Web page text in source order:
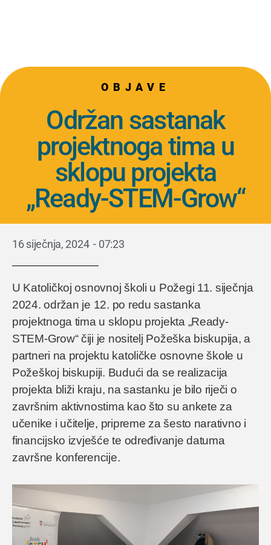
OBJAVE
Održan sastanak
projektnoga tima u
sklopu projekta
„Ready-STEM-Grow“
16 siječnja, 2024 - 07:23
U Katoličkoj osnovnoj školi u Požegi 11. siječnja
2024. održan je 12. po redu sastanka
projektnoga tima u sklopu projekta „Ready-
STEM-Grow“ čiji je nositelj Požeška biskupija, a
partneri na projektu katoličke osnovne škole u
Požeškoj biskupiji. Budući da se realizacija
projekta bliži kraju, na sastanku je bilo riječi o
završnim aktivnostima kao što su ankete za
učenike i učitelje, pripreme za šesto narativno i
financijsko izvješće te određivanje datuma
završne konferencije.